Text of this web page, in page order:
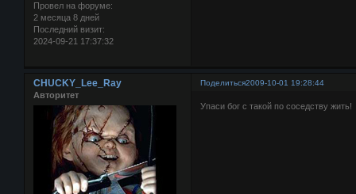
Провел на форуме:
2 месяца 8 дней
Последний визит:
2024-09-21 17:37:32
Поделиться2009-10-01 19:28:44
CHUCKY_Lee_Ray
Авторитет
Упаси бог с такой по соседству жить!